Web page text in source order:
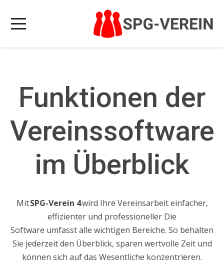
Funktionen der
Vereinssoftware
im Überblick
MitSPG-Verein 4wird Ihre Vereinsarbeit einfacher,
effizienter und professioneller Die
Software umfasstalle wichtigen Bereiche. So behalten
Sie jederzeit den Überblick, sparen wertvolle Zeit und
können sich auf das Wesentliche konzentrieren.